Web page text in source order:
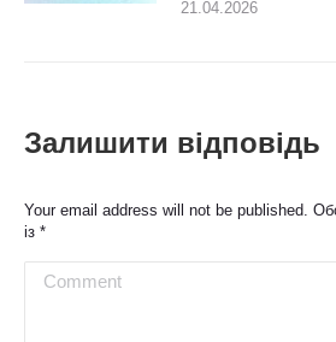
21.04.2026
Залишити відповідь
Your email address will not be published.
із *
Comment